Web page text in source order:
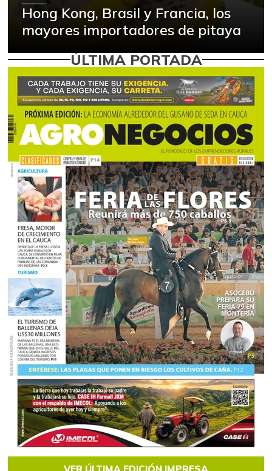
Hong Kong, Brasil y Francia, los
mayores importadores de pitaya
ÚLTIMA PORTADA
VER ÚLTIMA EDICIÓN IMPRESA